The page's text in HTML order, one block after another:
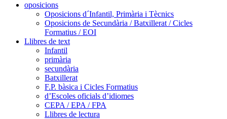
oposicions
Oposicions d´Infantil, Primària i Tècnics
Oposicions de Secundària / Batxillerat / Cicles
Formatius / EOI
Llibres de text
Infantil
primària
secundària
Batxillerat
F.P. bàsica i Cicles Formatius
d’Escoles oficials d’idiomes
CEPA / EPA / FPA
Llibres de lectura